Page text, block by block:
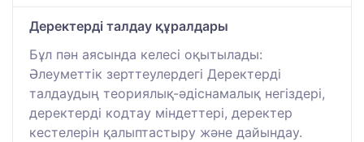
Деректерді талдау құралдары
Бұл пән аясында келесі оқытылады:
Әлеуметтік зерттеулердегі Деректерді
талдаудың теориялық-әдіснамалық негіздері,
деректерді кодтау міндеттері, деректер
кестелерін қалыптастыру және дайындау.